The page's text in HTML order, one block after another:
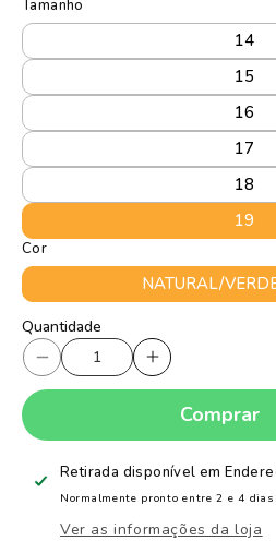
Tamanho
14
15
16
17
18
19
Cor
NATURAL/
Quantidade
Quantidade
Diminuir
a
de
Tênis
Infantil
Menino
Aumentar
a
quantidade
de
Tênis
Infantil
Menino
Comprar
Retirada disponível em
Normalmente pronto entre 2 e 4 dias
Ver as informações da loja